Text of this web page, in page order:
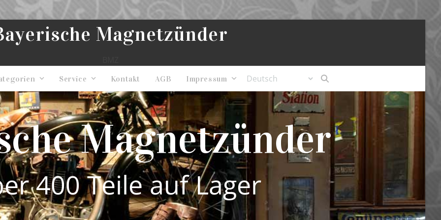
Magnetzünder
Service Kontakt AGB Impressum
Magnetzünder
400 Teile auf Lager